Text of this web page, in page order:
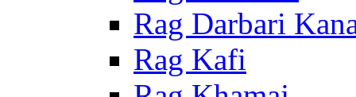
Rag Darbari
Rag Kafi